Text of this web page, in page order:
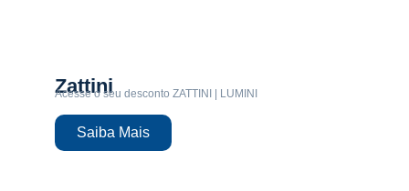
Zattini
Acesse o seu desconto ZATTINI | LUMINI
Saiba Mais